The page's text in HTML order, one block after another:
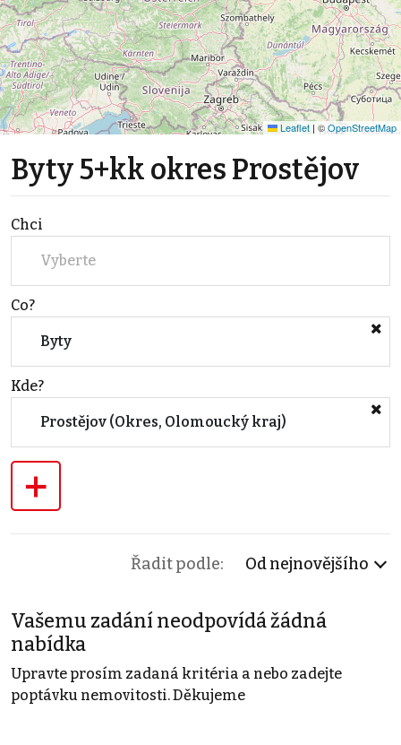
Leaflet | ©OpenStreetMap
Byty 5+kk okres Prostějov
Chci
Vyberte
Co?
Byty
Kde?
Prostějov (Okres, Olomoucký kraj)
+
Řadit podle: Od nejnovějšího
Vašemu zadání neodpovídá žádná
nabídka
Upravte prosím zadaná kritéria a nebo zadejte
poptávku nemovitosti. Děkujeme